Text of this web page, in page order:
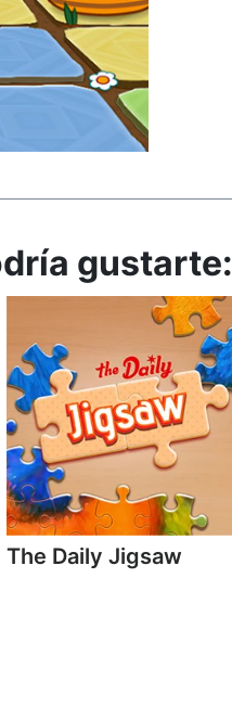
gustarte:
The Daily Jigsaw